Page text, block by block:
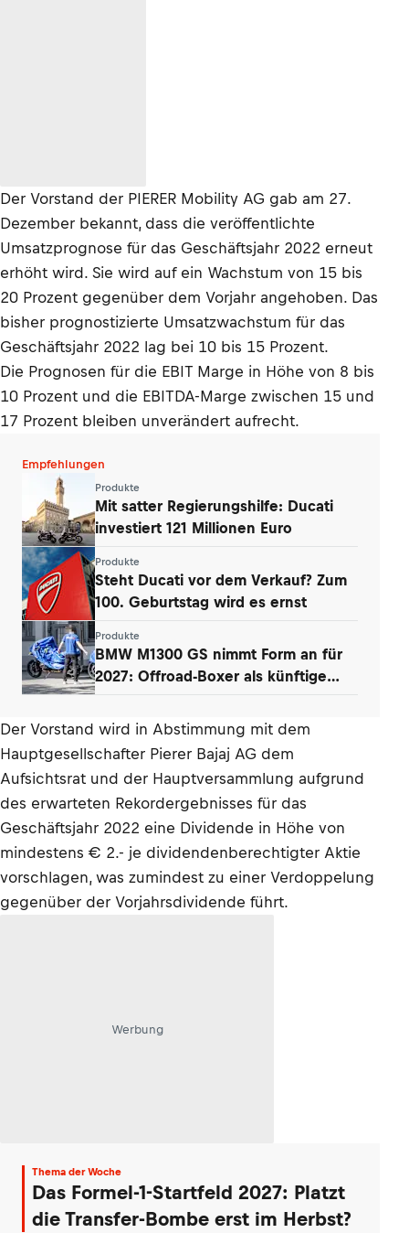
Der Vorstand der PIERER Mobility AG gab am 27.
Dezember bekannt, dass die veröffentlichte
Umsatzprognose für das Geschäftsjahr 2022 erneut
erhöht wird. Sie wird auf ein Wachstum von 15 bis
20 Prozent gegenüber dem Vorjahr angehoben. Das
bisher prognostizierte Umsatzwachstum für das
Geschäftsjahr 2022 lag bei 10 bis 15 Prozent.
Die Prognosen für die EBIT Marge in Höhe von 8 bis
10 Prozent und die EBITDA-Marge zwischen 15 und
17 Prozent bleiben unverändert aufrecht.
Empfehlungen
Produkte
Mit satter Regierungshilfe: Ducati
investiert 121 Millionen Euro
Produkte
Steht Ducati vor dem Verkauf? Zum
100. Geburtstag wird es ernst
Produkte
BMW M1300 GS nimmt Form an für
2027: Offroad-Boxer als künftige
Der Vorstand wird in Abstimmung mit dem
Hauptgesellschafter Pierer Bajaj AG dem
Aufsichtsrat und der Hauptversammlung aufgrund
des erwarteten Rekordergebnisses für das
Geschäftsjahr 2022 eine Dividende in Höhe von
mindestens € 2.- je dividendenberechtigter Aktie
vorschlagen, was zumindest zu einer Verdoppelung
gegenüber der Vorjahrsdividende führt.
Werbung
Thema der Woche
Das Formel-1-Startfeld 2027: Platzt
die Transfer-Bombe erst im Herbst?